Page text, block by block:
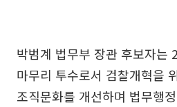
박범계 법무부 장관 후보자는
마무리 투수로서 검찰개혁을
조직문화를 개선하며 법무행